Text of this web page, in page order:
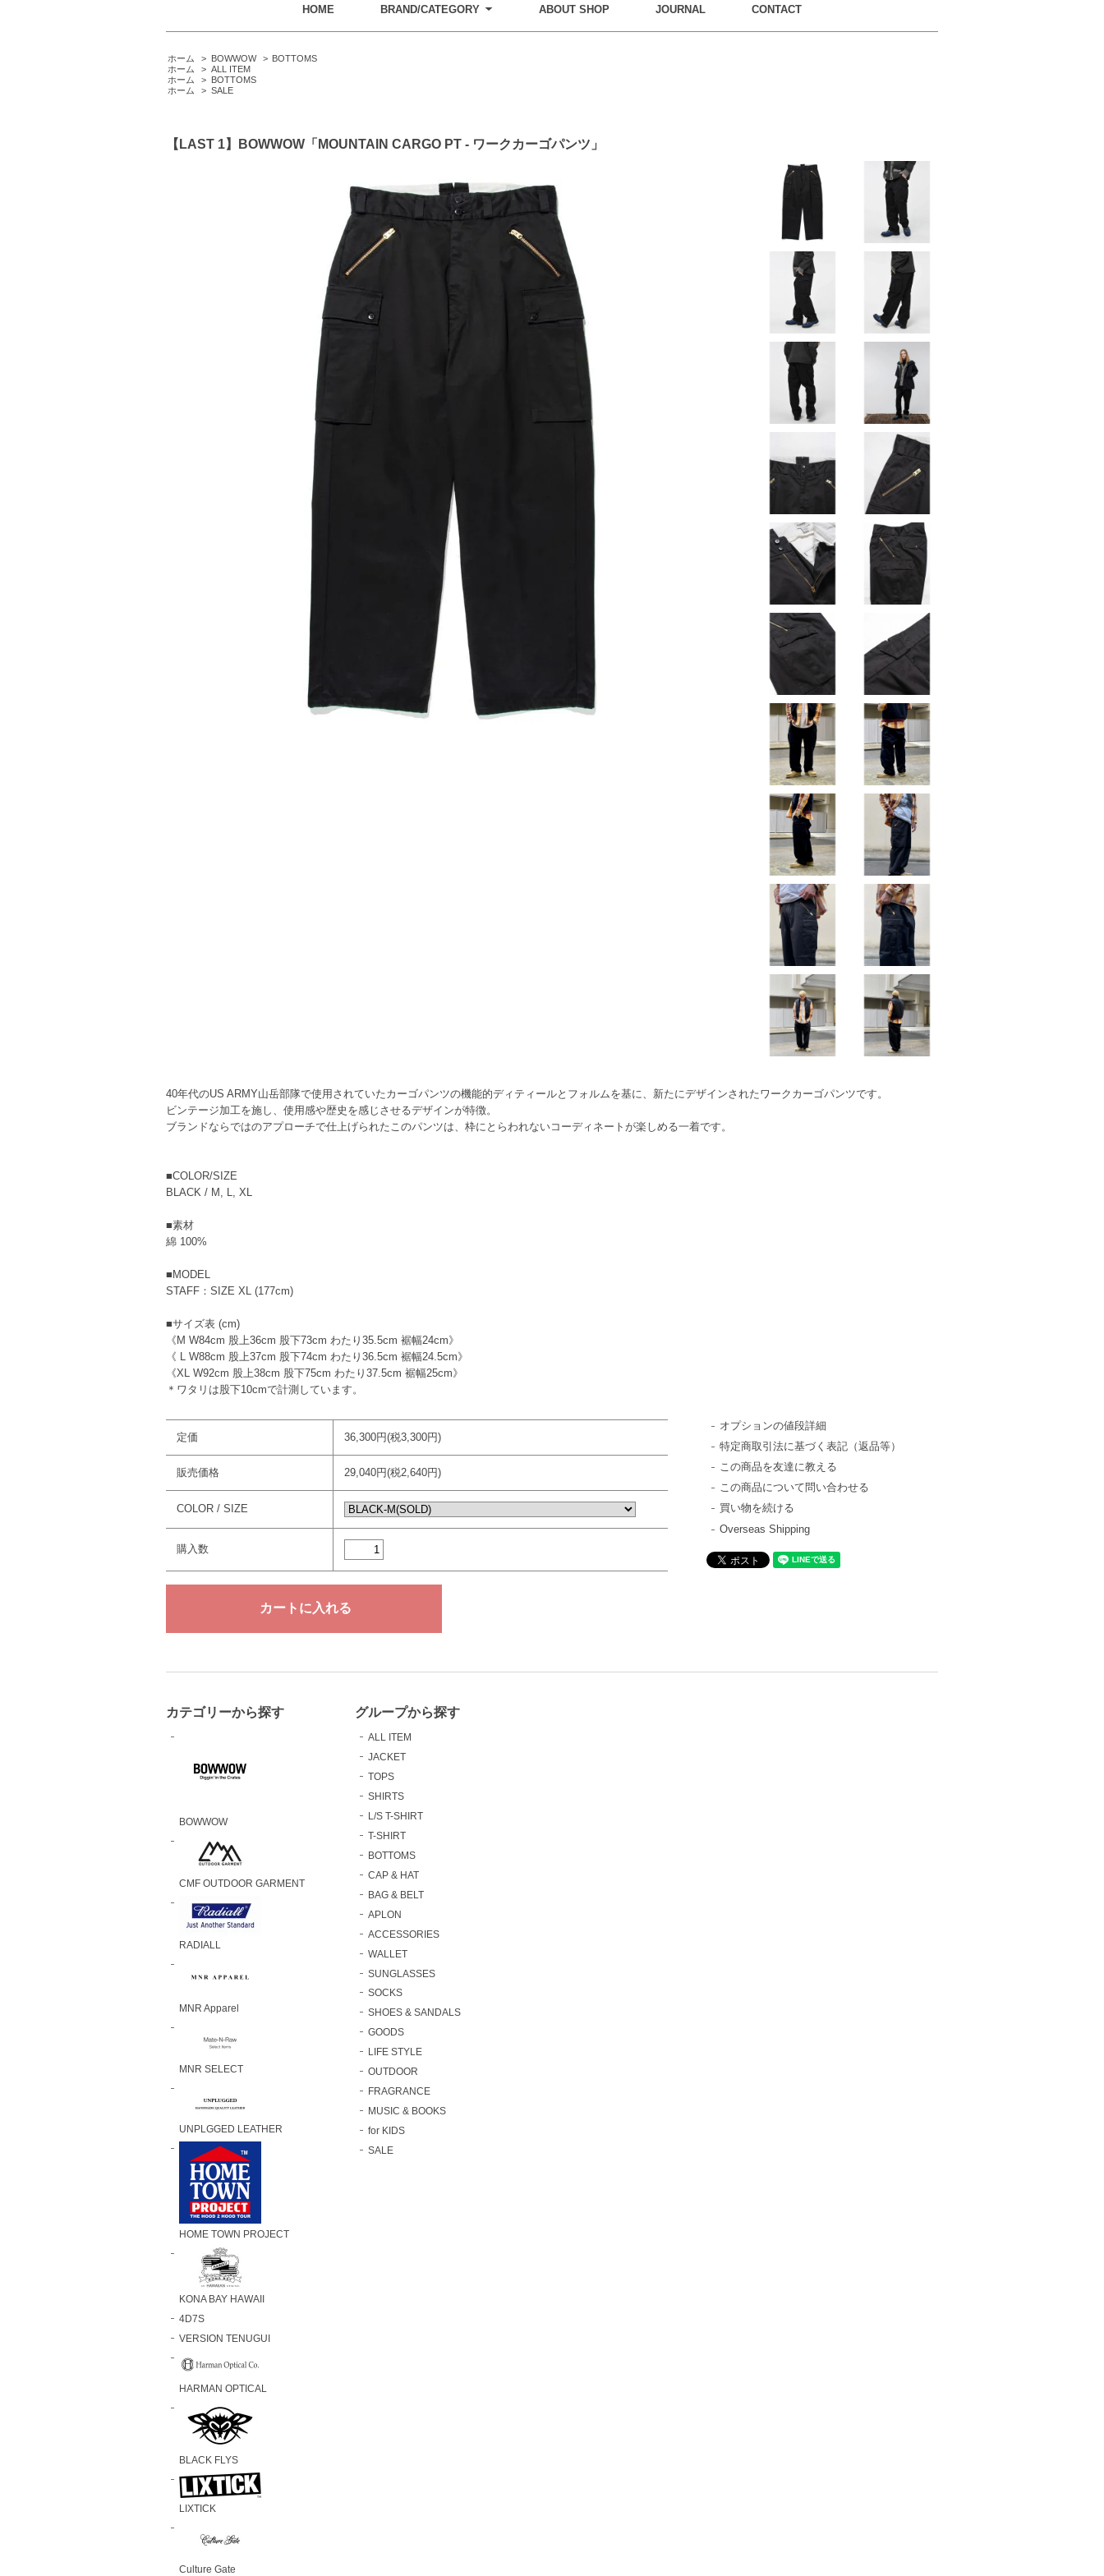
HOME BRAND/CATEGORY ABOUT SHOP JOURNAL CONTACT
ホーム > BOWWOW > BOTTOMS
ホーム
> ALL ITEM
ホーム
>
BOTTOMS
ホーム
> SALE
【LAST 1】BOWWOW「MOUNTAIN CARGO PT - ワークカーゴパンツ」
40年代のUS ARMY山岳部隊で使用されていたカーゴパンツの機能的ディティールとフォルムを基に、新たにデザインされたワークカーゴパンツです。
ビンテージ加工を施し、使用感や歴史を感じさせるデザインが特徴。
ブランドならではのアプローチで仕上げられたこのパンツは、枠にとらわれないコーディネートが楽しめる一着です。
■COLOR/SIZE
BLACK / M, L, XL
■素材
綿 100%
■MODEL
STAFF：SIZE XL (177cm)
■サイズ表 (cm)
《M W84cm 股上36cm 股下73cm わたり35.5cm 裾幅24cm》
《 L W88cm 股上37cm 股下74cm わたり36.5cm 裾幅24.5cm》
《XL W92cm 股上38cm 股下75cm わたり37.5cm 裾幅25cm》
＊ワタリは股下10cmで計測しています。
定価 36,300円(税3,300円)
販売価格 29,040円(税2,640円)
COLOR / SIZE
購入数
オプションの値段詳細
特定商取引法に基づく表記（返品等）
この商品を友達に教える
この商品について問い合わせる
買い物を続ける
Overseas Shipping
カテゴリーから探す
BOWWOW
CMF OUTDOOR GARMENT
RADIALL
MNR Apparel
MNR SELECT
UNPLGGED LEATHER
HOME TOWN PROJECT
KONA BAY HAWAII
4D7S
VERSION TENUGUI
HARMAN OPTICAL
BLACK FLYS
LIXTICK
Culture Gate
グループから探す
ALL ITEM
JACKET
TOPS
SHIRTS
L/S T-SHIRT
T-SHIRT
BOTTOMS
CAP & HAT
BAG & BELT
APLON
ACCESSORIES
WALLET
SUNGLASSES
SOCKS
SHOES & SANDALS
GOODS
LIFE STYLE
OUTDOOR
FRAGRANCE
MUSIC & BOOKS
for KIDS
SALE